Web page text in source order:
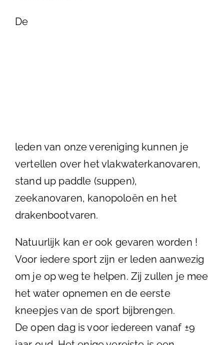
De
leden van onze vereniging kunnen je
vertellen over het vlakwaterkanovaren,
stand up paddle (suppen),
zeekanovaren, kanopoloën en het
drakenbootvaren.
Natuurlijk kan er ook gevaren worden !
Voor iedere sport zijn er leden aanwezig
om je op weg te helpen. Zij zullen je mee
het water opnemen en de eerste
kneepjes van de sport bijbrengen.
De open dag is voor iedereen vanaf ±9